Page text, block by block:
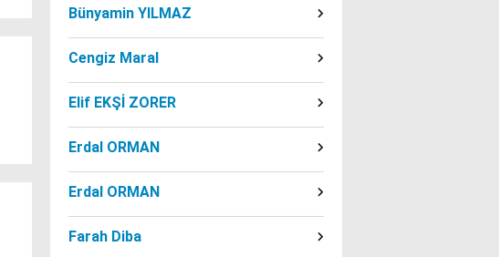
Bünyamin YILMAZ
Cengiz Maral
Elif EKŞİ ZORER
Erdal ORMAN
Erdal ORMAN
Farah Diba